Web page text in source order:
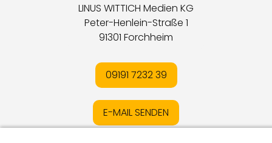
LINUS WITTICH Medien KG
Peter-Henlein-Straße 1
91301 Forchheim
09191 7232 39
E-MAIL SENDEN